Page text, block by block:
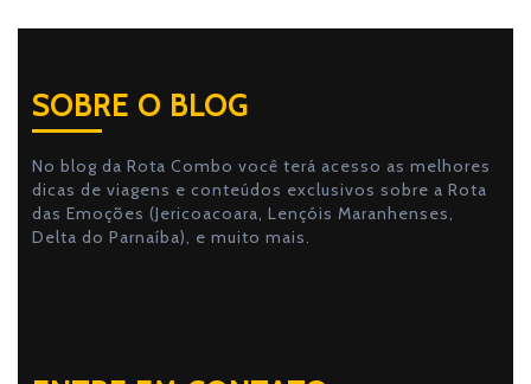
SOBRE O BLOG
No blog da Rota Combo você terá acesso as melhores
dicas de viagens e conteúdos exclusivos sobre a Rota
das Emoções (Jericoacoara, Lençóis Maranhenses,
Delta do Parnaíba), e muito mais.